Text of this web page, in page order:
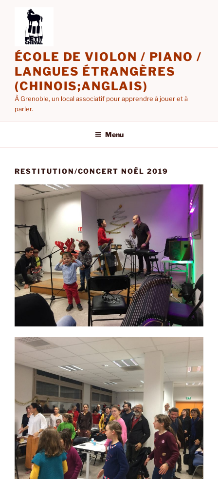
contenu
principal
ÉCOLE DE VIOLON / PIANO /
LANGUES ÉTRANGÈRES
(CHINOIS;ANGLAIS)
À Grenoble, un local associatif pour apprendre à jouer et à
parler.
Menu
RESTITUTION/CONCERT NOËL 2019